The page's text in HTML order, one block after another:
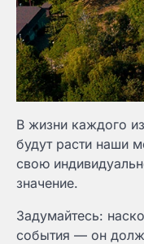
В жизни каждого
будут расти наши
свою
значение.
Задумайтесь:
события — он